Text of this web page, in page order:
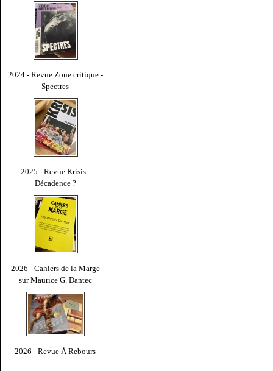
2024 - Revue Zone critique -
Spectres
2025 - Revue Krisis -
Décadence ?
2026 - Cahiers de la Marge
sur Maurice G. Dantec
2026 - Revue À Rebours